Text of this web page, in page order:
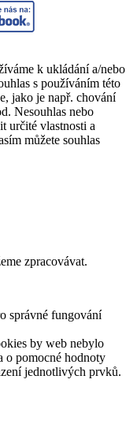
k ukládání a/nebo
s používáním této
jako je např. chování
Nesouhlas nebo
určité vlastnosti a
můžete souhlas
zpracovávat.
správné fungování
by web nebylo
o pomocné hodnoty
jednotlivých prvků.